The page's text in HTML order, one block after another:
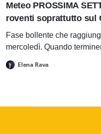
Meteo PROSSIMA
roventi soprattutto sul
Fase bollente che
mercoledì. Quando
Elena Rava